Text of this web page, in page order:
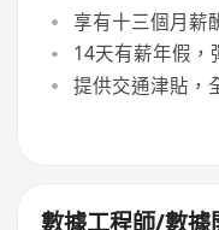
享有十三個月薪
14天有薪年假，
提供交通津貼，
數據工程師/數據